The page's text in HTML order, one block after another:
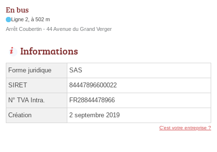
En bus
Ligne 2, à 502 m
Arrêt Coubertin - 44 Avenue du Grand Verger
Informations
Forme juridique SAS
SIRET 84447896600022
N° TVA Intra. FR28844478966
Création 2 septembre 2019
C'est votre entreprise ?